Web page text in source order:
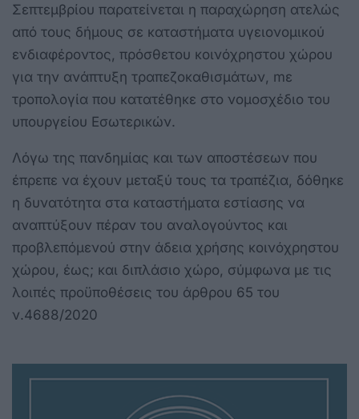
Σεπτεμβρίου παρατείνεται η παραχώρηση ατελώς
από τους δήμους σε καταστήματα υγειονομικού
ενδιαφέροντος, πρόσθετου κοινόχρηστου χώρου
για την ανάπτυξη τραπεζοκαθισμάτων, mε
τροπολογία που κατατέθηκε στο νομοσχέδιο του
υπουργείου Εσωτερικών.
Λόγω της πανδημίας και των αποστέσεων που
έπρεπε να έχουν μεταξύ τους τα τραπέζια, δόθηκε
η δυνατότητα στα καταστήματα εστίασης να
αναπτύξουν πέραν του αναλογούντος και
προβλεπόμενού στην άδεια χρήσης κοινόχρηστου
χώρου, έως; και διπλάσιο χώρο, σύμφωνα με τις
λοιπές προϋποθέσεις του άρθρου 65 του
ν.4688/2020